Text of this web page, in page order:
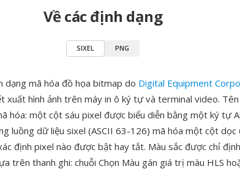
Về các định dạng
SIXEL PNG
dạng mã hóa đồ họa bitmap do Digital Equipment
xuất hình ảnh trên máy in ô ký tự và terminal video.
hóa: một cột sáu pixel được biểu diễn bằng một ký tự
luồng dữ liệu sixel (ASCII 63-126) mã hóa một cột dọc
định pixel nào được bật hay tắt. Màu sắc được chỉ
trên thanh ghi: chuỗi Chọn Màu gán giá trị màu HLS